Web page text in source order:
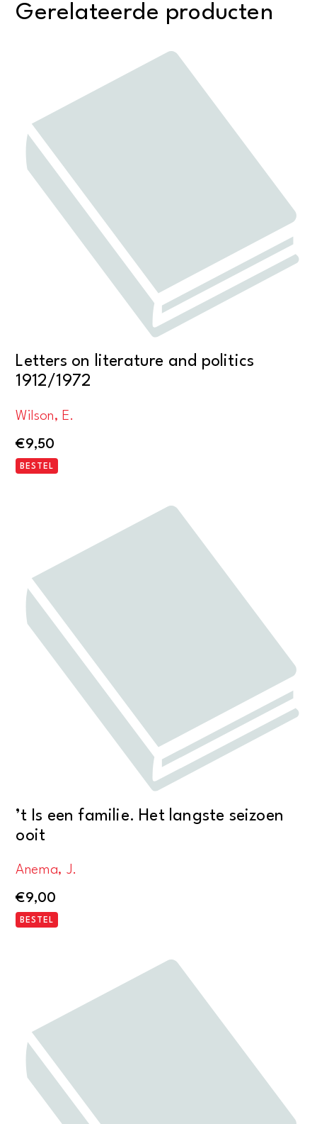
Gerelateerde producten
Letters on literature and politics
1912/1972
Wilson, E.
€9,50
BESTEL
’t Is een familie. Het langste seizoen
ooit
Anema, J.
€9,00
BESTEL